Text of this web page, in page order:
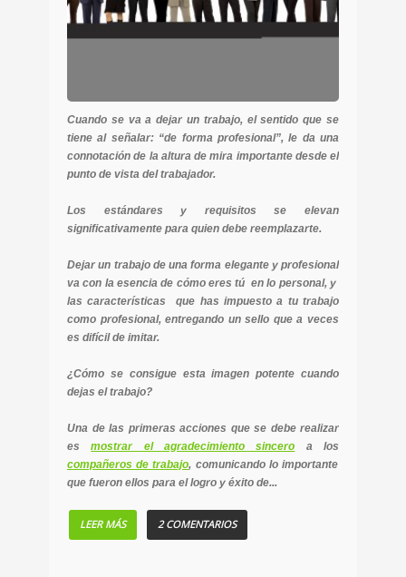
Cuando se va a dejar un trabajo, el sentido que se
tiene al señalar: “de forma profesional”, le da una
connotación de la altura de mira importante desde el
punto de vista del trabajador.
Los estándares y requisitos se elevan
significativamente para quien debe reemplazarte.
Dejar un trabajo de una forma elegante y profesional
va con la esencia de cómo eres tú en lo personal, y
las características que has impuesto a tu trabajo
como profesional, entregando un sello que a veces
es difícil de imitar.
¿Cómo se consigue esta imagen potente cuando
dejas el trabajo?
Una de las primeras acciones que se debe realizar
esmostrar el agradecimiento sincero a los
compañeros de trabajo, comunicando lo importante
que fueron ellos para el logro y éxito de...
LEER MÁS 2 COMENTARIOS